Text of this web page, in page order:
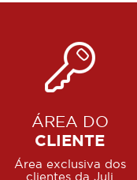
ÁREA DO
CLIENTE
Área exclusiva dos
clientes da Juli